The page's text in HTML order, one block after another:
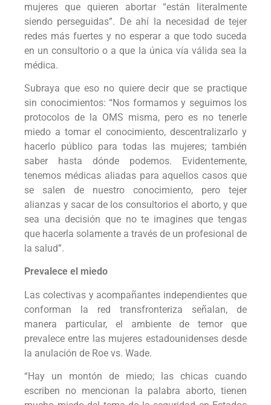
mujeres que quieren abortar “están literalmente
siendo perseguidas”. De ahí la necesidad de tejer
redes más fuertes y no esperar a que todo suceda
en un consultorio o a que la única vía válida sea la
médica.
Subraya que eso no quiere decir que se practique
sin conocimientos: “Nos formamos y seguimos los
protocolos de la OMS misma, pero es no tenerle
miedo a tomar el conocimiento, descentralizarlo y
hacerlo público para todas las mujeres; también
saber hasta dónde podemos. Evidentemente,
tenemos médicas aliadas para aquellos casos que
se salen de nuestro conocimiento, pero tejer
alianzas y sacar de los consultorios el aborto, y que
sea una decisión que no te imagines que tengas
que hacerla solamente a través de un profesional de
la salud”.
Prevalece el miedo
Las colectivas y acompañantes independientes que
conforman la red transfronteriza señalan, de
manera particular, el ambiente de temor que
prevalece entre las mujeres estadounidenses desde
la anulación de Roe vs. Wade.
“Hay un montón de miedo; las chicas cuando
escriben no mencionan la palabra aborto, tienen